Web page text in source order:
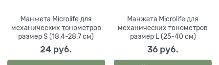
Манжета Microlife для
механических тонометров
размер S (18,4-28,7 см)
24 руб.
Манжета Microlife для
механических тонометров
размер L (25-40 см)
36 руб.